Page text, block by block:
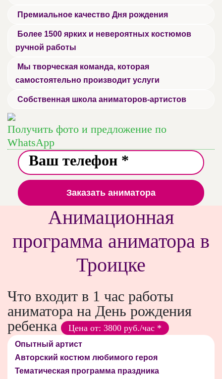
Премиальное качество Дня рождения
Более 1500 ярких и невероятных костюмов
ручной работы
Мы творческая команда, которая
самостоятельно производит услуги
Собственная школа аниматоров-артистов
Получить фото и предложение по
WhatsApp
Заказать аниматора
Анимационная
программа аниматора в
Троицке
Что входит в 1 час работы
аниматора на День рождения
ребенка
Цена от: 3800 руб./час *
Опытный артист
Авторский костюм любимого героя
Тематическая программа праздника